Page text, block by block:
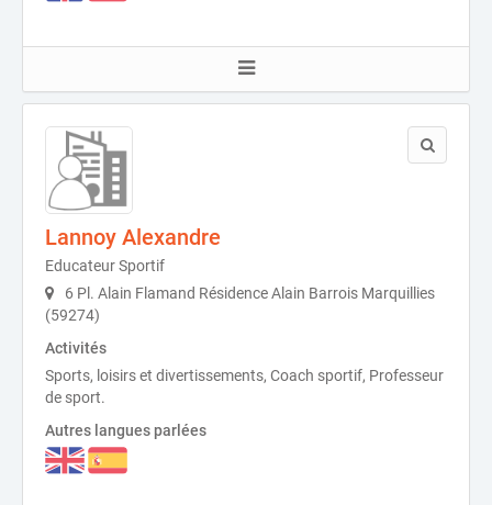
Lannoy Alexandre
Educateur Sportif
6 Pl. Alain Flamand Résidence Alain Barrois Marquillies
(59274)
Activités
Sports, loisirs et divertissements, Coach sportif, Professeur
de sport.
Autres langues parlées